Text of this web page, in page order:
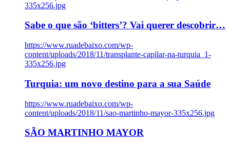
335x256.jpg
Sabe o que são ‘bitters’? Vai querer descobrir…
https://www.ruadebaixo.com/wp-
content/uploads/2018/11/transplante-capilar-na-turquia_1-
335x256.jpg
Turquia: um novo destino para a sua Saúde
https://www.ruadebaixo.com/wp-
content/uploads/2018/11/sao-martinho-mayor-335x256.jpg
SÃO MARTINHO MAYOR